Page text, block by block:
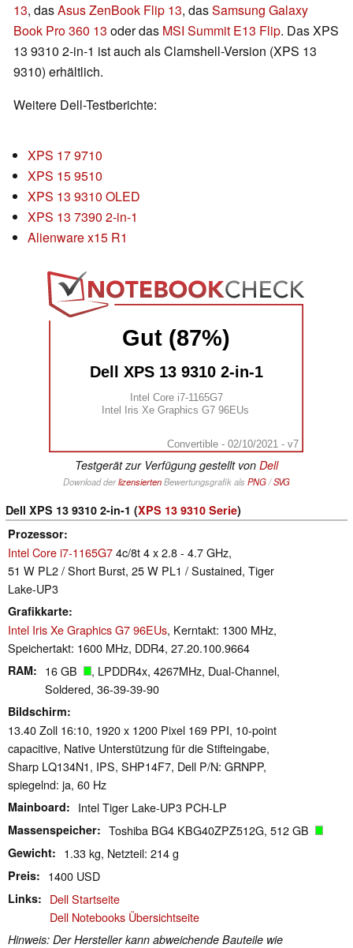
13, dasAsus ZenBook Flip 13, dasSamsung Galaxy
Book Pro 360 13 oder das MSI Summit E13 Flip. Das XPS
13 9310 2-in-1 ist auch als Clamshell-Version (XPS 13
9310) erhältlich.
Weitere Dell-Testberichte:
XPS 17 9710
XPS 15 9510
XPS 13 9310 OLED
XPS 13 7390 2-in-1
Alienware x15 R1
Gut (87%)
Dell XPS 13 9310 2-in-1
Intel Core i7-1165G7
Intel Iris Xe Graphics G7 96EUs
Convertible - 02/10/2021 - v7
Testgerät zur Verfügung gestellt von Dell
Download derlizensiertenBewertungsgrafik als PNG/SVG
Dell XPS 13 9310 2-in-1 (XPS 13 9310 Serie)
Prozessor
Intel Core i7-1165G74c/8t 4 x 2.8 - 4.7 GHz,
51 W PL2 / Short Burst, 25 W PL1 / Sustained, Tiger
Lake-UP3
Grafikkarte
Intel Iris Xe Graphics G7 96EUs, Kerntakt: 1300 MHz,
Speichertakt: 1600 MHz, DDR4, 27.20.100.9664
RAM 16 GB
, LPDDR4x, 4267MHz, Dual-Channel,
Soldered, 36-39-39-90
Bildschirm
13.40 Zoll 16:10, 1920 x 1200 Pixel 169 PPI, 10-point
capacitive, Native Unterstützung für die Stifteingabe,
Sharp LQ134N1, IPS, SHP14F7, Dell P/N: GRNPP,
spiegelnd: ja, 60 Hz
Mainboard Intel Tiger Lake-UP3 PCH-LP
Massenspeicher Toshiba BG4 KBG40ZPZ512G, 512 GB
Gewicht 1.33 kg, Netzteil: 214 g
Preis 1400 USD
Links
Dell Startseite
Dell Notebooks Übersichtseite
Hinweis: Der Hersteller kann abweichende Bauteile wie